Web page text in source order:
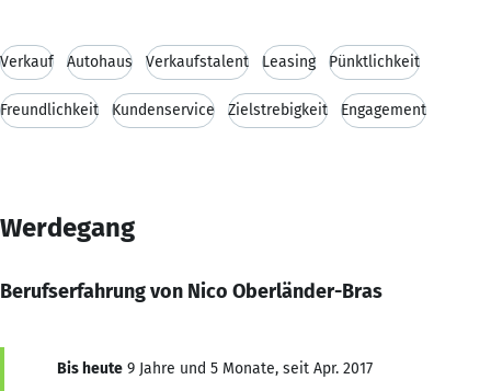
Verkauf Autohaus Verkaufstalent Leasing Pünktlichkeit
Freundlichkeit Kundenservice Zielstrebigkeit Engagement
Werdegang
Berufserfahrung von Nico Oberländer-Bras
Bis heute 9 Jahre und 5 Monate, seit Apr. 2017